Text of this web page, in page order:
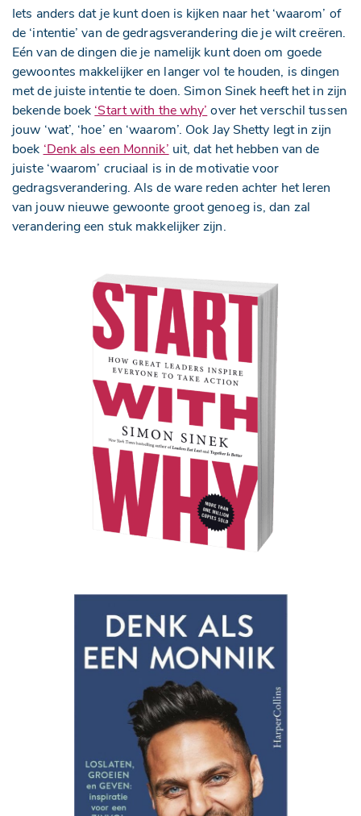
Iets anders dat je kunt doen is kijken naar het ‘waarom’ of
de ‘intentie’ van de gedragsverandering die je wilt creëren.
Eén van de dingen die je namelijk kunt doen om goede
gewoontes makkelijker en langer vol te houden, is dingen
met de juiste intentie te doen. Simon Sinek heeft het in zijn
bekende boek ‘Start with the why’ over het verschil tussen
jouw ‘wat’, ‘hoe’ en ‘waarom’. Ook Jay Shetty legt in zijn
boek ‘Denk als een Monnik’ uit, dat het hebben van de
juiste ‘waarom’ cruciaal is in de motivatie voor
gedragsverandering. Als de ware reden achter het leren
van jouw nieuwe gewoonte groot genoeg is, dan zal
verandering een stuk makkelijker zijn.